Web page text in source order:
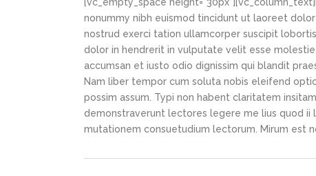
nonummy nibh euismod tincidunt ut laoreet
nostrud exerci tation ullamcorper suscipit
dolor in hendrerit in vulputate velit esse
accumsan et iusto odio dignissim qui blandit
Nam liber tempor cum soluta nobis eleifend
possim assum. Typi non habent claritatem
demonstraverunt lectores legere me lius quod ii
mutationem consuetudium lectorum. Mirum